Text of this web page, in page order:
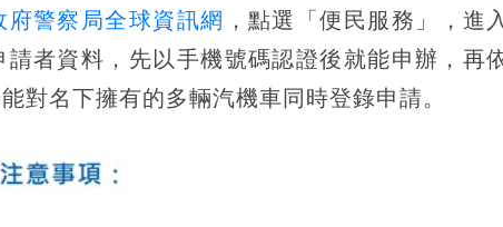
府警察局全球資訊網 ，點選「便民服務」，進
者資料，先以手機號碼認證後就能申辦，再
對名下擁有的多輛汽機車同時登錄申請。